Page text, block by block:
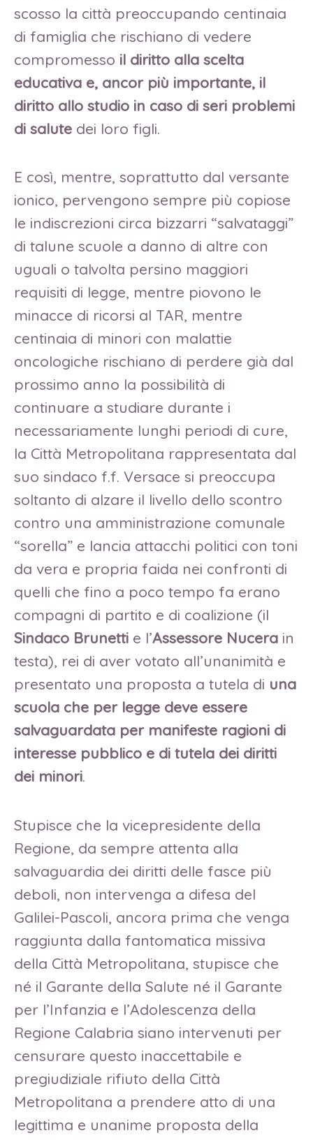
scosso la città preoccupando centinaia
di famiglia che rischiano di vedere
compromesso il diritto alla scelta
educativa e, ancor più importante, il
diritto allo studio in caso di seri problemi
di salute dei loro figli.
E così, mentre, soprattutto dal versante
ionico, pervengono sempre più copiose
le indiscrezioni circa bizzarri “salvataggi”
di talune scuole a danno di altre con
uguali o talvolta persino maggiori
requisiti di legge, mentre piovono le
minacce di ricorsi al TAR, mentre
centinaia di minori con malattie
oncologiche rischiano di perdere già dal
prossimo anno la possibilità di
continuare a studiare durante i
necessariamente lunghi periodi di cure,
la Città Metropolitana rappresentata dal
suo sindaco f.f. Versace si preoccupa
soltanto di alzare il livello dello scontro
contro una amministrazione comunale
“sorella” e lancia attacchi politici con toni
da vera e propria faida nei confronti di
quelli che fino a poco tempo fa erano
compagni di partito e di coalizione (il
Sindaco Brunetti e l’Assessore Nucera in
testa), rei di aver votato all’unanimità e
presentato una proposta a tutela di una
scuola che per legge deve essere
salvaguardata per manifeste ragioni di
interesse pubblico e di tutela dei diritti
dei minori.
Stupisce che la vicepresidente della
Regione, da sempre attenta alla
salvaguardia dei diritti delle fasce più
deboli, non intervenga a difesa del
Galilei-Pascoli, ancora prima che venga
raggiunta dalla fantomatica missiva
della Città Metropolitana, stupisce che
né il Garante della Salute né il Garante
per l’Infanzia e l’Adolescenza della
Regione Calabria siano intervenuti per
censurare questo inaccettabile e
pregiudiziale rifiuto della Città
Metropolitana a prendere atto di una
legittima e unanime proposta della